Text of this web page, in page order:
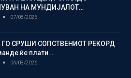
НА МУНДИЈАЛОТ…
07/08/2026
ГО СРУШИ СОПСТВЕНИОТ РЕКОРД
ќе плати…
06/08/2026